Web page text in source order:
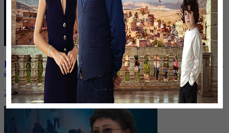
Баспанасын ала алмай жүрген бір топ шымкенттік әкімдік
алдына түнеуге келді
26 января, 19:35